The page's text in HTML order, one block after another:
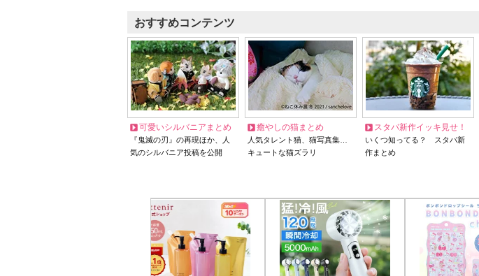
おすすめコンテンツ
可愛いシルバニアまとめ
『鬼滅の刃』の再現ほか、人
気のシルバニア投稿を公開
癒やしの猫まとめ
人気タレント猫、猫写真集…
キュートな猫ズラリ
スタバ新作イッキ見せ！
いくつ知ってる？ スタバ新
作まとめ